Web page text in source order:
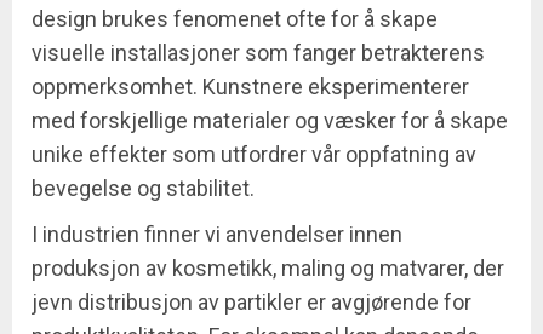
design brukes fenomenet ofte for å skape
visuelle installasjoner som fanger betrakterens
oppmerksomhet. Kunstnere eksperimenterer
med forskjellige materialer og væsker for å skape
unike effekter som utfordrer vår oppfatning av
bevegelse og stabilitet.
I industrien finner vi anvendelser innen
produksjon av kosmetikk, maling og matvarer, der
jevn distribusjon av partikler er avgjørende for